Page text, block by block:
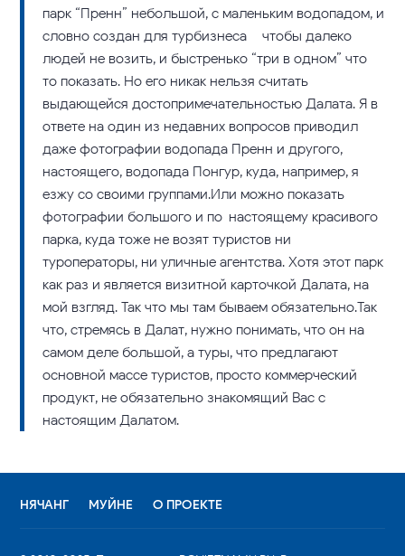
парк “Пренн” небольшой, с маленьким водопадом, и
словно создан для турбизнеса – чтобы далеко
людей не возить, и быстренько “три в одном” что-
то показать. Но его никак нельзя считать
выдающейся достопримечательностью Далата. Я в
ответе на один из недавних вопросов приводил
даже фотографии водопада Пренн и другого,
настоящего, водопада Понгур, куда, например, я
езжу со своими группами.Или можно показать
фотографии большого и по-настоящему красивого
парка, куда тоже не возят туристов ни
туроператоры, ни уличные агентства. Хотя этот парк
как раз и является визитной карточкой Далата, на
мой взгляд. Так что мы там бываем обязательно.Так
что, стремясь в Далат, нужно понимать, что он на
самом деле большой, а туры, что предлагают
основной массе туристов, просто коммерческий
продукт, не обязательно знакомящий Вас с
настоящим Далатом.
НЯЧАНГ МУЙНЕ О ПРОЕКТЕ